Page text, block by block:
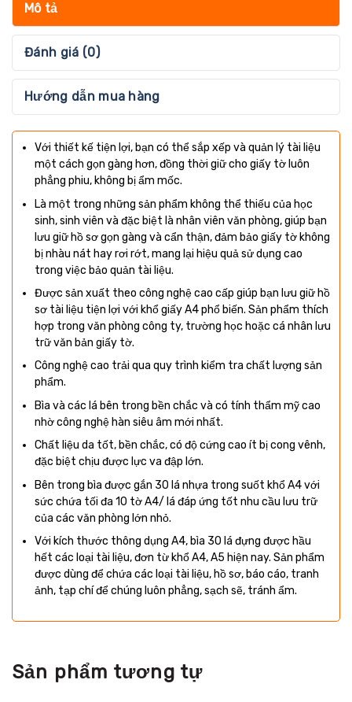
Mô tả
Đánh giá (0)
Hướng dẫn mua hàng
Với thiết kế tiện lợi, bạn có thể sắp xếp và quản lý tài liệu
một cách gọn gàng hơn, đồng thời giữ cho giấy tờ luôn
phẳng phiu, không bị ẩm mốc.
Là một trong những sản phẩm không thể thiếu của học
sinh, sinh viên và đặc biệt là nhân viên văn phòng, giúp bạn
lưu giữ hồ sơ gọn gàng và cẩn thận, đảm bảo giấy tờ không
bị nhàu nát hay rơi rớt, mang lại hiệu quả sử dụng cao
trong việc bảo quản tài liệu.
Được sản xuất theo công nghệ cao cấp giúp bạn lưu giữ hồ
sơ tài liệu tiện lợi với khổ giấy A4 phổ biến. Sản phẩm thích
hợp trong văn phòng công ty, trường học hoặc cá nhân lưu
trữ văn bản giấy tờ.
Công nghệ cao trải qua quy trình kiểm tra chất lượng sản
phẩm.
Bìa và các lá bên trong bền chắc và có tính thẩm mỹ cao
nhờ công nghệ hàn siêu âm mới nhất.
Chất liệu da tốt, bền chắc, có độ cứng cao ít bị cong vênh,
đặc biệt chịu được lực va đập lớn.
Bên trong bìa được gắn 30 lá nhựa trong suốt khổ A4 với
sức chứa tối đa 10 tờ A4/ lá đáp ứng tốt nhu cầu lưu trữ
của các văn phòng lớn nhỏ.
Với kích thước thông dụng A4, bìa 30 lá đựng được hầu
hết các loại tài liệu, đơn từ khổ A4, A5 hiện nay. Sản phẩm
được dùng để chứa các loại tài liệu, hồ sơ, báo cáo, tranh
ảnh, tạp chí để chúng luôn phẳng, sạch sẽ, tránh ẩm.
Sản phẩm tương tự